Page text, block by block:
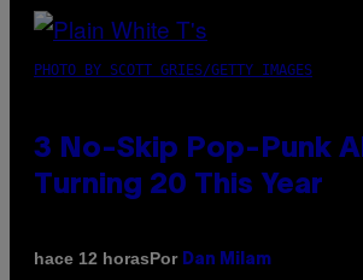
PHOTO BY SCOTT GRIES/GETTY IMAGES
3 No-Skip Pop-Punk
Turning 20 This Year
hace 12 horasPor Dan Milam